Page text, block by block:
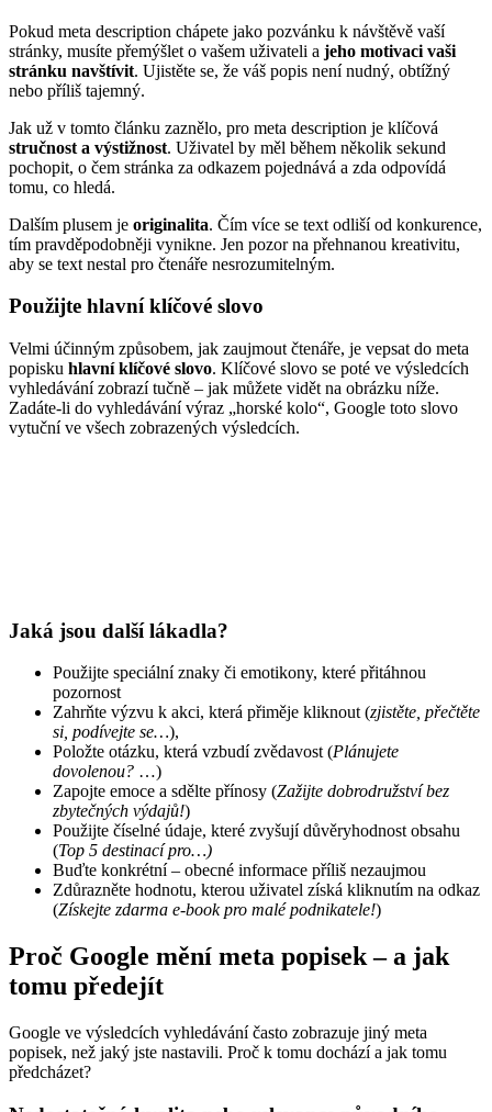
Pokud meta description chápete jako pozvánku k návštěvě vaší
stránky, musíte přemýšlet o vašem uživateli a jeho motivaci vaši
stránku navštívit. Ujistěte se, že váš popis není nudný, obtížný
nebo příliš tajemný.
Jak už v tomto článku zaznělo, pro meta description je klíčová
stručnost a výstižnost. Uživatel by měl během několik sekund
pochopit, o čem stránka za odkazem pojednává a zda odpovídá
tomu, co hledá.
Dalším plusem je originalita. Čím více se text odliší od konkurence,
tím pravděpodobněji vynikne. Jen pozor na přehnanou kreativitu,
aby se text nestal pro čtenáře nesrozumitelným.
Použijte hlavní klíčové slovo
Velmi účinným způsobem, jak zaujmout čtenáře, je vepsat do meta
popisku hlavní klíčové slovo. Klíčové slovo se poté ve výsledcích
vyhledávání zobrazí tučně – jak můžete vidět na obrázku níže.
Zadáte-li do vyhledávání výraz „horské kolo“, Google toto slovo
vytuční ve všech zobrazených výsledcích.
Jaká jsou další lákadla?
Použijte speciální znaky či emotikony, které přitáhnou
pozornost
Zahrňte výzvu k akci, která přiměje kliknout (zjistěte, přečtěte
si, podívejte se…),
Položte otázku, která vzbudí zvědavost (Plánujete
dovolenou? …)
Zapojte emoce a sdělte přínosy (Zažijte dobrodružství bez
zbytečných výdajů!)
Použijte číselné údaje, které zvyšují důvěryhodnost obsahu
(Top 5 destinací pro…)
Buďte konkrétní – obecné informace příliš nezaujmou
Zdůrazněte hodnotu, kterou uživatel získá kliknutím na odkaz
(Získejte zdarma e-book pro malé podnikatele!)
Proč Google mění meta popisek – a jak
tomu předejít
Google ve výsledcích vyhledávání často zobrazuje jiný meta
popisek, než jaký jste nastavili. Proč k tomu dochází a jak tomu
předcházet?